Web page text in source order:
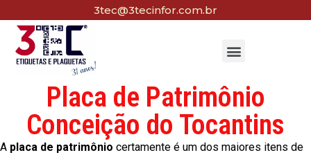
3tec@3tecinfor.com.br
Placa de Patrimônio
Conceição do Tocantins
A placa de patrimônio certamente é um dos maiores itens de